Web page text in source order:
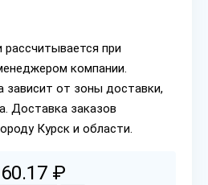
при
компании.
зависит от зоны доставки,
Доставка заказов
Курск и области.
₽